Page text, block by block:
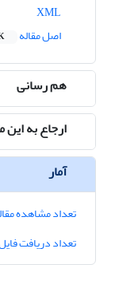
اصل مقاله
هم رسانی
ارجاع به این
آمار
تعداد مشاهده
تعداد دریافت